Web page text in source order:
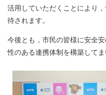
活用していただくことにより
待されます。
今後とも，市民の皆様に安全
性のある連携体制を構築してま